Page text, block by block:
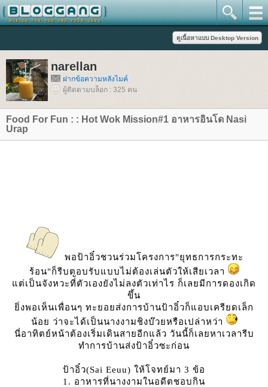
narellan
ฝากข้อความหลังไมค์
ผู้ติดตามบล็อก : 325 คน
Food For Fun : : Hot Wok Mission#1 อาหารอินโด Nasi
Urap
พอป้าอิ๋วชวนร่วมโครงการ"ยุทธการกระทะ
ร้อน"ก็รีบตอบรับแบบไม่ต้องเล่นตัวให้เสียเวลา
ต่เป็นจังหวะที่ัตัวเองยังไม่ลงตัวเท่าไร ก็เลยมีการดองเกิด
ขึ้น
ิ่งพอเห็นเพื่อนๆ ทะยอยส่งการบ้านป้าอิ๋วก็แอบเครียดเล็ก
น้อย ว่าจะได้เป็นนางงามชิงบ๊วยหรือเปล่าหว่า
นี่อาทิตย์หน้าต้องเริ่มเดินสายอีกแล้ว วันนี้ก็เลยหาเวลารีบ
ทำการบ้านส่งป้าอิ๋วซะก่อน
ป้าอิ๋ว(Sai Eeuu) ให้โจทย์มา 3 ข้อ
1. อาหารที่นางงามในอดีตชอบกิน